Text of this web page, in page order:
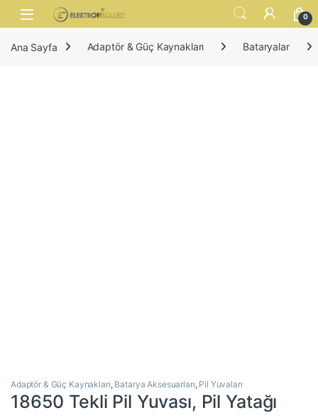
Skip to navigation
Skip to content
Open 0
Ana Sayfa Adaptör & Güç Kaynakları Bataryalar
Adaptör & Güç Kaynakları, Batarya Aksesuarları, Pil Yuvaları
18650 Tekli Pil Yuvası, Pil Yatağı